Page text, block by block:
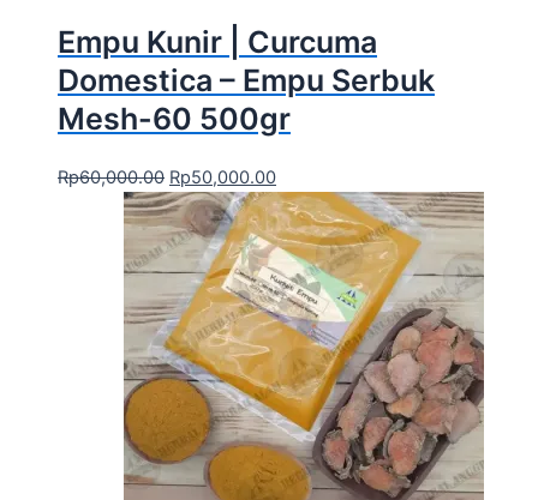
Empu Kunir | Curcuma
Domestica – Empu Serbuk
Mesh-60 500gr
Rp60,000.00 Rp50,000.00